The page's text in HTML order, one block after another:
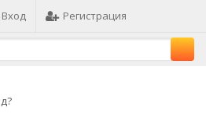
Вход Регистрация